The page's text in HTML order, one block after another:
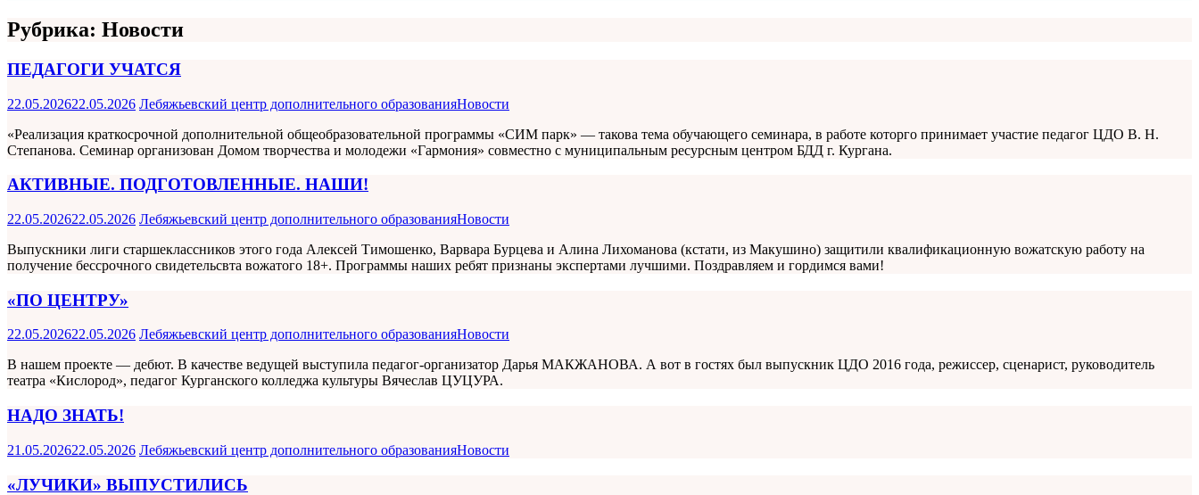
Рубрика: Новости
ПЕДАГОГИ УЧАТСЯ
22.05.202622.05.2026 Лебяжьевский центр дополнительного образованияНовости
«Реализация краткосрочной дополнительной общеобразовательной программы «СИМ парк» — такова тема обучающего семинара, в работе которго принимает участие педагог ЦДО В. Н.
Степанова. Семинар организован Домом творчества и молодежи «Гармония» совместно с муниципальным ресурсным центром БДД г. Кургана.
АКТИВНЫЕ. ПОДГОТОВЛЕННЫЕ. НАШИ!
22.05.202622.05.2026 Лебяжьевский центр дополнительного образованияНовости
Выпускники лиги старшеклассников этого года Алексей Тимошенко, Варвара Бурцева и Алина Лихоманова (кстати, из Макушино) защитили квалификационную вожатскую работу на
получение бессрочного свидетельсвта вожатого 18+. Программы наших ребят признаны экспертами лучшими. Поздравляем и гордимся вами!
«ПО ЦЕНТРУ»
22.05.202622.05.2026 Лебяжьевский центр дополнительного образованияНовости
В нашем проекте — дебют. В качестве ведущей выступила педагог-организатор Дарья МАКЖАНОВА. А вот в гостях был выпускник ЦДО 2016 года, режиссер, сценарист, руководитель
театра «Кислород», педагог Курганского колледжа культуры Вячеслав ЦУЦУРА.
НАДО ЗНАТЬ!
21.05.202622.05.2026 Лебяжьевский центр дополнительного образованияНовости
«ЛУЧИКИ» ВЫПУСТИЛИСЬ